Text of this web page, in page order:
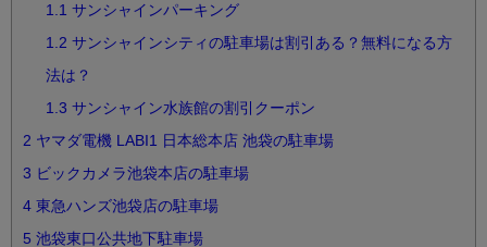
1.1 サンシャインパーキング
1.2 サンシャインシティの駐車場は割引ある？無料になる方
法は？
1.3 サンシャイン水族館の割引クーポン
2 ヤマダ電機 LABI1 日本総本店 池袋の駐車場
3 ビックカメラ池袋本店の駐車場
4 東急ハンズ池袋店の駐車場
5 池袋東口公共地下駐車場